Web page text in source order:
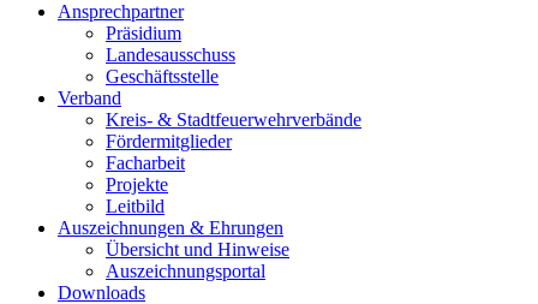
Ansprechpartner
Präsidium
Landesausschuss
Geschäftsstelle
Verband
Kreis- & Stadtfeuerwehrverbände
Fördermitglieder
Facharbeit
Projekte
Leitbild
Auszeichnungen & Ehrungen
Übersicht und Hinweise
Auszeichnungsportal
Downloads